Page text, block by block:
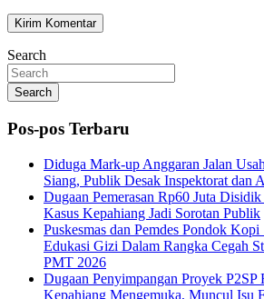
Search
Search
Pos-pos Terbaru
Diduga Mark-up Anggaran Jalan
Siang, Publik Desak Inspektorat dan
Dugaan Pemerasan Rp60 Juta
Kasus Kepahiang Jadi Sorotan Publik
Puskesmas dan Pemdes Pondok
Edukasi Gizi Dalam Rangka Cegah
PMT 2026
Dugaan Penyimpangan Proyek P2SP
Kepahiang Mengemuka, Muncul Isu